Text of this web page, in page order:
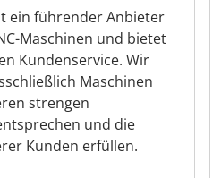
ein führender Anbieter
Maschinen und bietet
Kundenservice. Wir
Maschinen
strengen
und die
Kunden erfüllen.